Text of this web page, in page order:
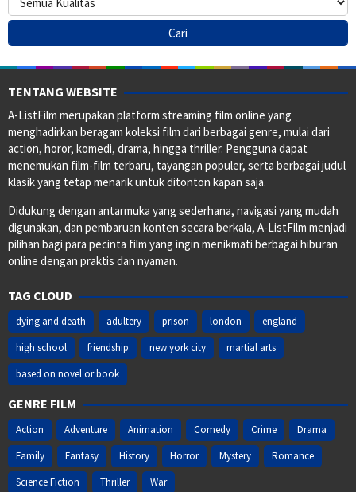
TENTANG WEBSITE
A-ListFilm merupakan platform streaming film online yang
menghadirkan beragam koleksi film dari berbagai genre, mulai dari
action, horor, komedi, drama, hingga thriller. Pengguna dapat
menemukan film-film terbaru, tayangan populer, serta berbagai judul
klasik yang tetap menarik untuk ditonton kapan saja.
Didukung dengan antarmuka yang sederhana, navigasi yang mudah
digunakan, dan pembaruan konten secara berkala, A-ListFilm menjadi
pilihan bagi para pecinta film yang ingin menikmati berbagai hiburan
online dengan praktis dan nyaman.
TAG CLOUD
dying and death adultery prison london
england
high school
friendship new york city
martial arts
based on novel or book
GENRE FILM
Action Adventure Animation Comedy Crime
Drama
Family
Fantasy History Horror Mystery
Romance
Science Fiction
Thriller War